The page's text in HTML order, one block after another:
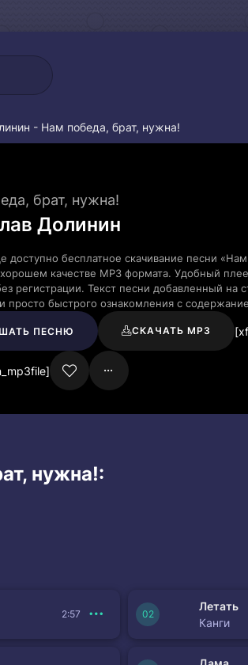
- Нам победа, брат, нужна!
брат, нужна!
Долинин
доступно бесплатное скачивание песни
качестве MP3 формата. Удобный
регистрации. Текст песни добавленный
просто быстрого ознакомления с
ПЕСНЮ СКАЧАТЬ MP3
нужна!:
2:57
Летать
Канги